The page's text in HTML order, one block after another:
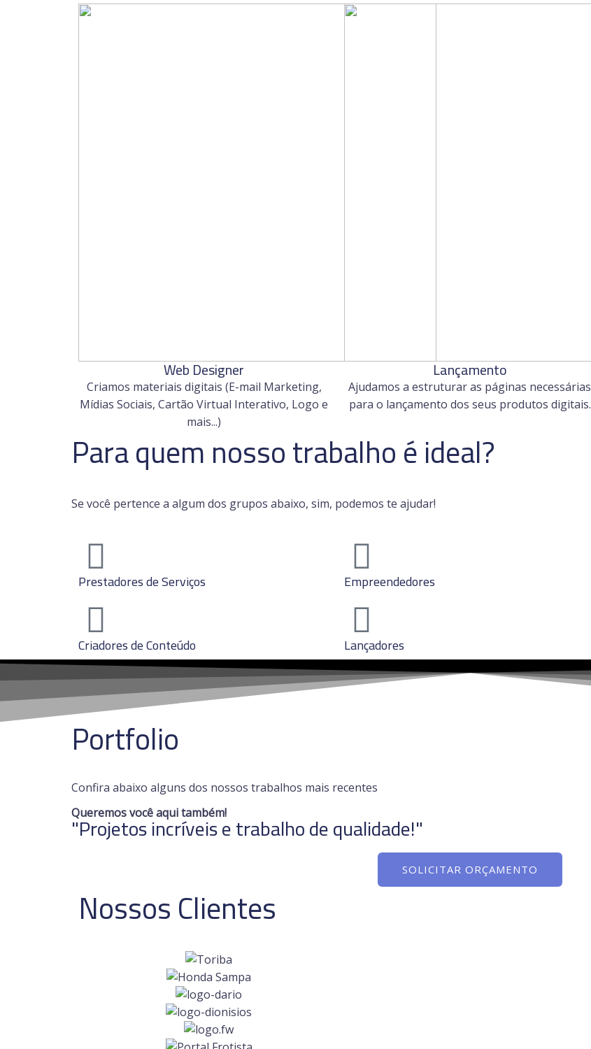
Web Designer
Criamos materiais digitais (E-mail Marketing,
Mídias Sociais, Cartão Virtual Interativo, Logo e
mais...)
Lançamento
Ajudamos a estruturar as páginas necessárias
para o lançamento dos seus produtos digitais.
Para quem nosso trabalho é ideal?
Se você pertence a algum dos grupos abaixo, sim, podemos te ajudar!
Prestadores de Serviços Empreendedores
Criadores de Conteúdo Lançadores
Portfolio
Confira abaixo alguns dos nossos trabalhos mais recentes
Queremos você aqui também!
"Projetos incríveis e trabalho de qualidade!"
SOLICITAR ORÇAMENTO
Nossos Clientes